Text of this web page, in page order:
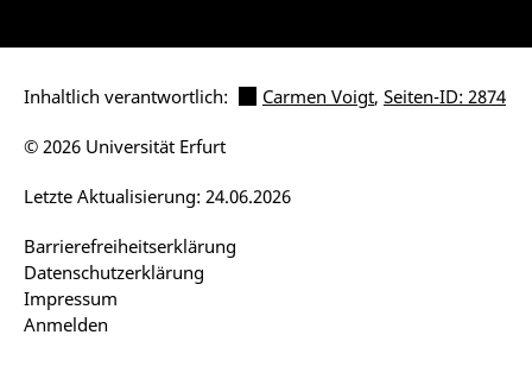
Inhaltlich verantwortlich: Carmen Voigt, Seiten-ID: 2874
Barrierefreiheitserklärung
Datenschutzerklärung
Impressum
Anmelden
Letzte Aktualisierung: 24.06.2026
© 2026 Universität Erfurt